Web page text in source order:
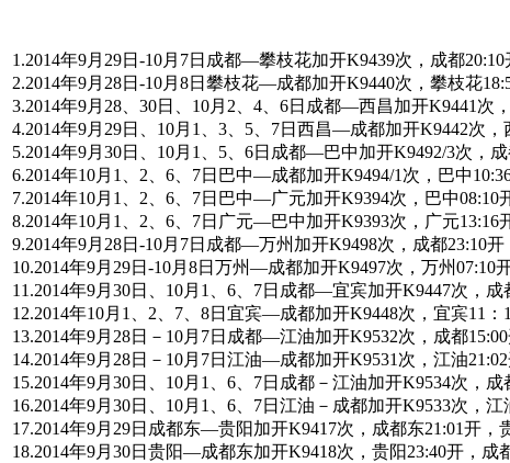
1.2014年9月29日-10月7日成都—攀枝花加开K9439次，成都20:10
2.2014年9月28日-10月8日攀枝花—成都加开K9440次，攀枝花
3.2014年9月28、30日、10月2、4、6日成都—西昌加开K9441次
4.2014年9月29日、10月1、3、5、7日西昌—成都加开K9442次，
5.2014年9月30日、10月1、5、6日成都—巴中加开K9492/3次，成
6.2014年10月1、2、6、7日巴中—成都加开K9494/1次，巴中
7.2014年10月1、2、6、7日巴中—广元加开K9394次，巴中08:10
8.2014年10月1、2、6、7日广元—巴中加开K9393次，广元13:16
9.2014年9月28日-10月7日成都—万州加开K9498次，成都23:10开
10.2014年9月29日-10月8日万州—成都加开K9497次，万州07:10
11.2014年9月30日、10月1、6、7日成都—宜宾加开K9447次，成
12.2014年10月1、2、7、8日宜宾—成都加开K9448次，宜宾11：
13.2014年9月28日－10月7日成都—江油加开K9532次，成都15:00
14.2014年9月28日－10月7日江油—成都加开K9531次，江油21:02
15.2014年9月30日、10月1、6、7日成都－江油加开K9534次，成
16.2014年9月30日、10月1、6、7日江油－成都加开K9533次，江
17.2014年9月29日成都东—贵阳加开K9417次，成都东21:01开，
18.2014年9月30日贵阳—成都东加开K9418次，贵阳23:40开，成